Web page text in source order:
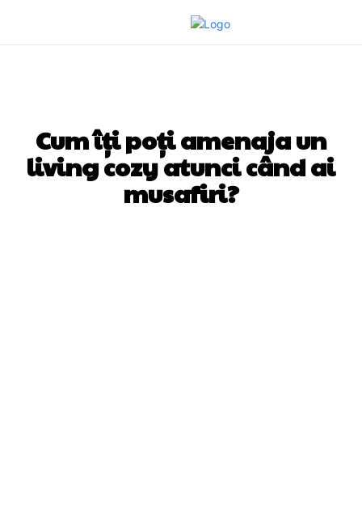
Cum îți poți amenaja un
living cozy atunci când ai
musafiri?